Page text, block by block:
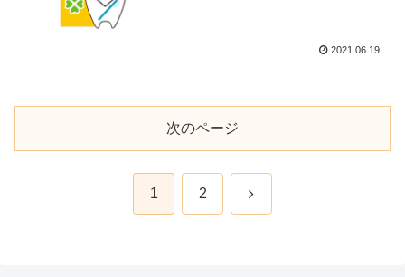
2021.06.19
次のページ
1 2 次